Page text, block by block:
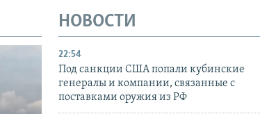
НОВОСТИ
22:54
Под санкции США попали кубинские
генералы и компании, связанные с
поставками оружия из РФ